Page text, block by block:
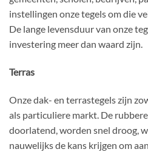
instellingen onze tegels om die
De lange levensduur van onze
investering meer dan waard zijn.
Terras
Onze dak- en terrastegels zijn
als particuliere markt. De
doorlatend, worden snel droog,
nauwelijks de kans krijgen om